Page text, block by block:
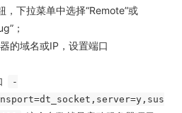
，下拉菜单中选择“Remote”或
；
的域名或IP，设置端口
-